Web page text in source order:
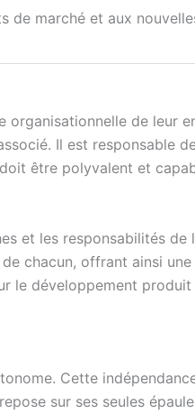
de marché et aux
de leur
Il est responsable
être polyvalent et
et les responsabilités de
chacun, offrant ainsi
le développement
Cette
sur ses seules